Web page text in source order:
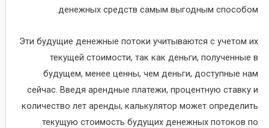
денежных средств самым выгодным способом.
Эти будущие денежные потоки учитываются с учетом их
текущей стоимости, так как деньги, полученные в
будущем, менее ценны, чем деньги, доступные нам
сейчас. Введя арендные платежи, процентную ставку и
количество лет аренды, калькулятор может определить
текущую стоимость будущих денежных потоков по